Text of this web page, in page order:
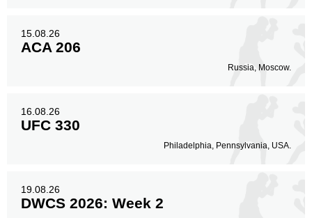
15.08.26
ACA 206
Russia, Moscow.
16.08.26
UFC 330
Philadelphia, Pennsylvania, USA.
19.08.26
DWCS 2026: Week 2